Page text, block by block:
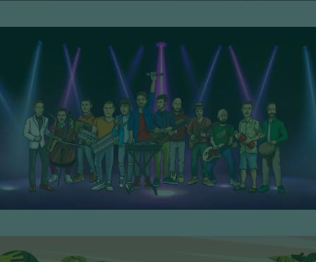
11° Serie - PoP Filters
SCOPRI I PERSONAGGI